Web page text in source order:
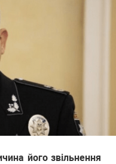
його звільнення